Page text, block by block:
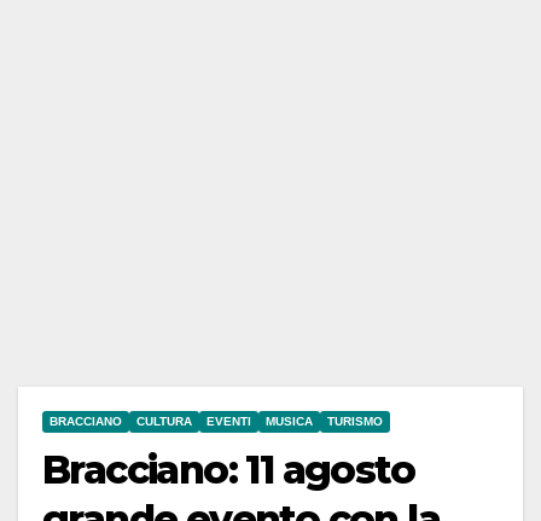
BRACCIANO CULTURA EVENTI MUSICA TURISMO
Bracciano: 11 agosto